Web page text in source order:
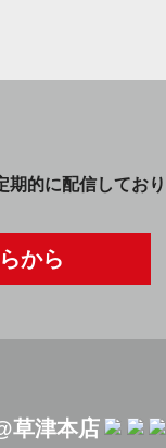
期的に配信しており
から
草津本店